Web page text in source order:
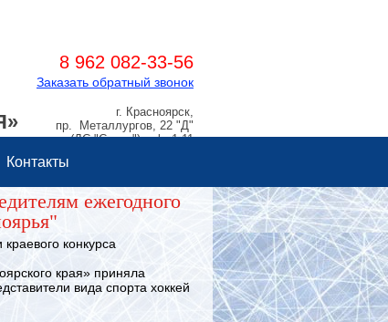
8 962 082-33-56
Заказать обратный звонок
г. Красноярск,
пр. Металлургов, 22 "Д"
(ДС "Сокол"), оф. 1.11
Контакты
ежегодного
конкурса
края» приняла
вида спорта хоккей